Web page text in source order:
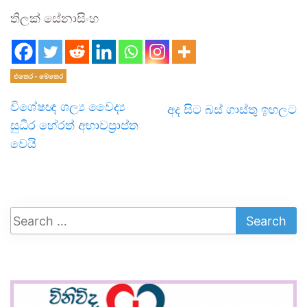
තිලක් සේනාසිංහ
එතෙර - මෙතෙර
විශේෂඥ ශල්‍ය වෛද්‍ය
සුධීර හේරත් අභාවප්‍රාප්ත
වෙයි
අද සිට බස් ගාස්තු ඉහලට